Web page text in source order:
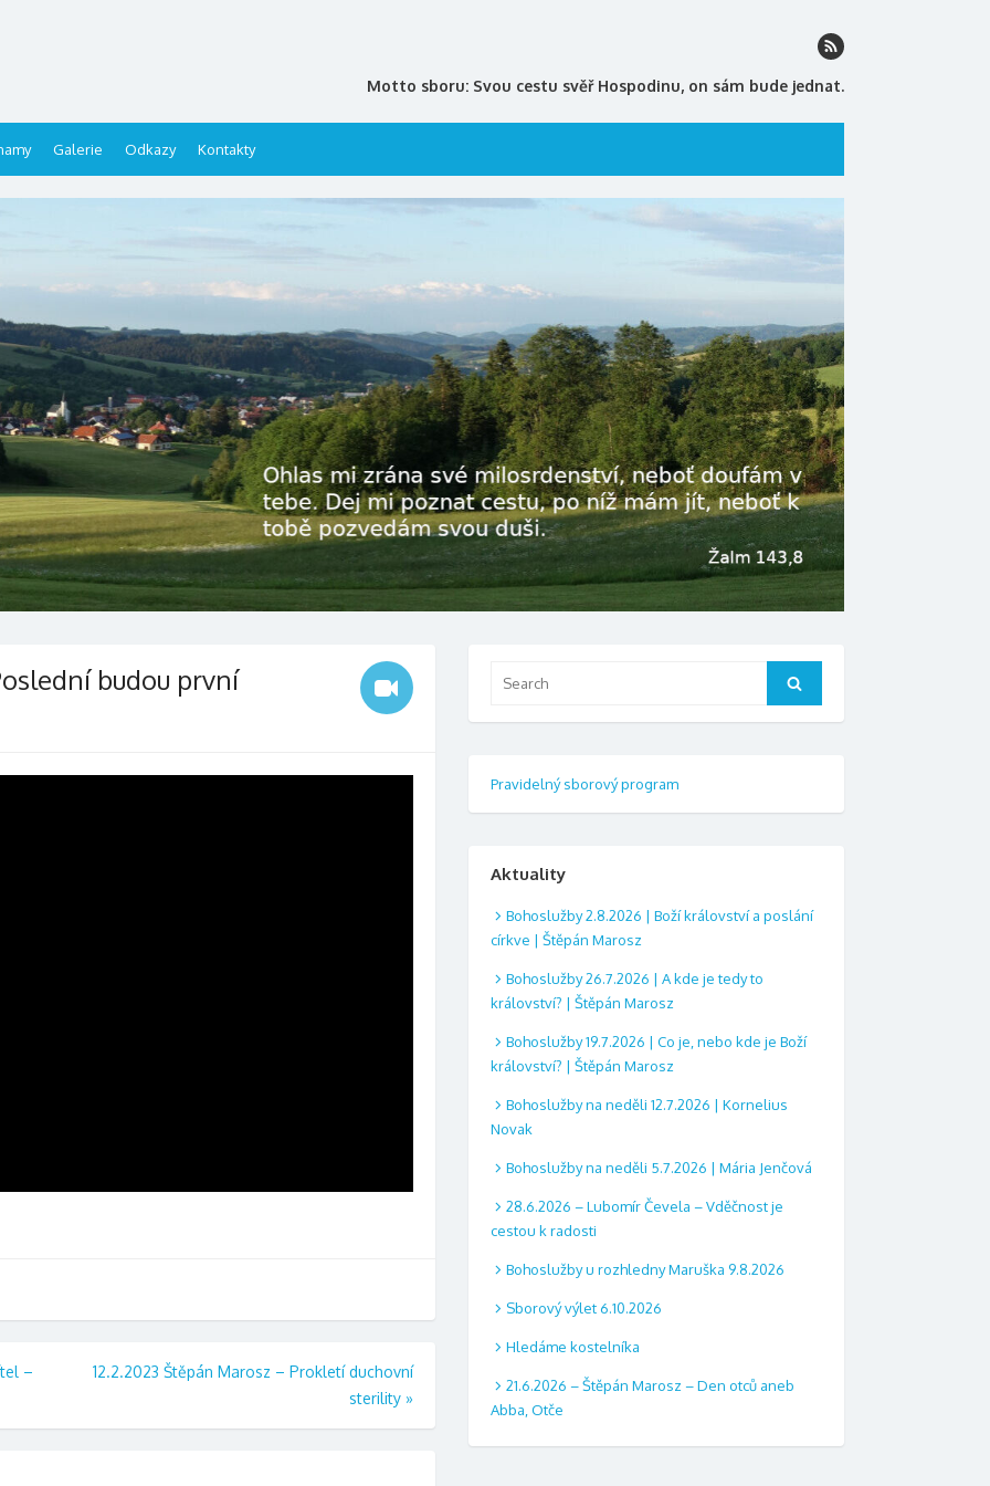
Motto sboru: Svou cestu svěř Hospodinu, on sám bude jednat.
Galerie Odkazy Kontakty
budou první
–
12.2.2023 Štěpán Marosz – Prokletí duchovní
sterility »
Search
Pravidelný sborový program
Aktuality
Bohoslužby 2.8.2026 | Boží království a poslání
církve | Štěpán Marosz
Bohoslužby 26.7.2026 | A kde je tedy to
království? | Štěpán Marosz
Bohoslužby 19.7.2026 | Co je, nebo kde je Boží
království? | Štěpán Marosz
Bohoslužby na neděli 12.7.2026 | Kornelius
Novak
Bohoslužby na neděli 5.7.2026 | Mária Jenčová
28.6.2026 – Lubomír Čevela – Vděčnost je
cestou k radosti
Bohoslužby u rozhledny Maruška 9.8.2026
Sborový výlet 6.10.2026
Hledáme kostelníka
21.6.2026 – Štěpán Marosz – Den otců aneb
Abba, Otče